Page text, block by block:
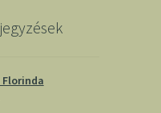
Florinda